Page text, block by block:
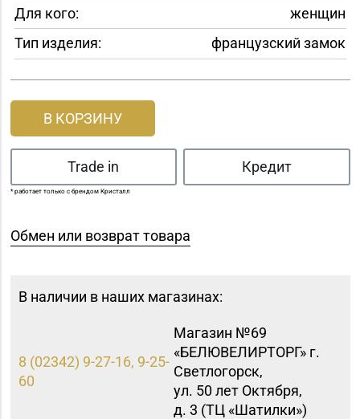
Для кого:
женщин
Тип изделия:
французский замок
В КОРЗИНУ
Trade in Кредит
* работает только с брендом Кристалл
Обмен или возврат товара
В наличии в наших магазинах:
8 (02342) 9-27-16, 9-25-
60
Магазин №69
«БЕЛЮВЕЛИРТОРГ» г.
Светлогорск,
ул. 50 лет Октября,
д. 3 (ТЦ «Шатилки»)